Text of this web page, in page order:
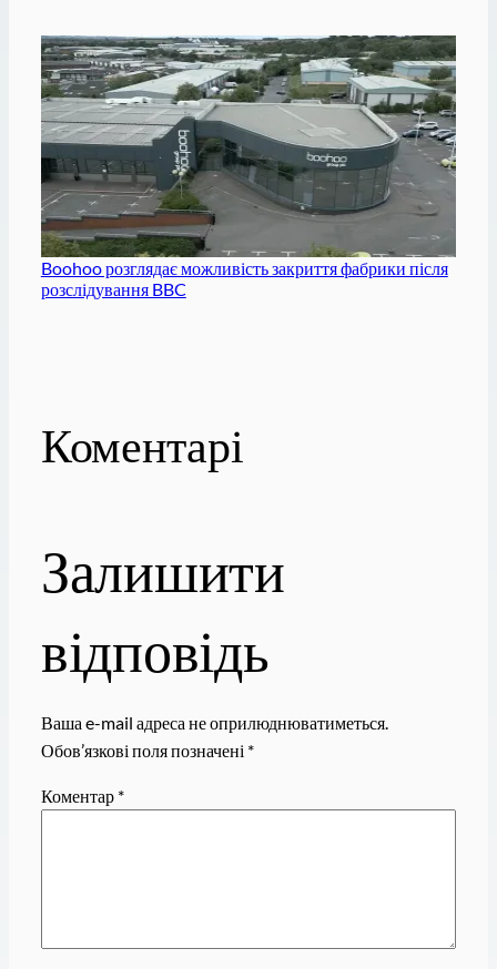
Boohoo розглядає можливість закриття фабрики після
розслідування BBC
Коментарі
Залишити
відповідь
Ваша e-mail адреса не оприлюднюватиметься.
Обов’язкові поля позначені *
Коментар *